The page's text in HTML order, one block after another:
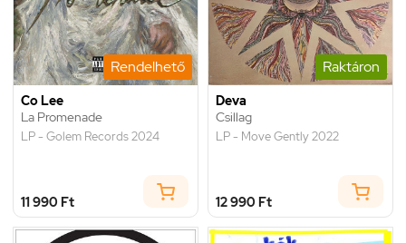
Rendelhető
Co Lee
La Promenade
LP - Golem Records 2024
11 990 Ft
Raktáron
Deva
Csillag
LP - Move Gently 2022
12 990 Ft